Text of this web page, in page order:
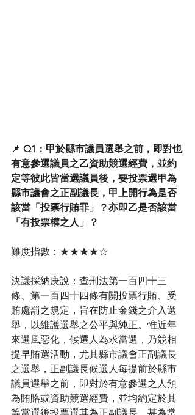
📌 Q1：甲於縣市議員選舉之前，即對也
有意參選議員之乙資助競選經費，並約
定等彼此皆當選議員後，要投票選甲為
縣市議會之正副議長，甲上開行為是否
該當「投票行賄罪」？亦即乙是否該當
「有投票權之人」？
難度指數：★★★★☆
決議採納庚說 ：查刑法第一百四十三
條、第一百四十四條有關投票行賄、受
賄處罰之規定，旨在防止金錢之介入選
舉，以維護選舉之公平與純正。惟近年
來選風惡化，候選人為求當選，乃競相
提早賄選活動，尤其縣市議會正副議長
之選舉，正副議長候選人每提前於縣市
議員選舉之前，即對於有意參選之人預
為賄賂或資助競選經費，並均約定於其
等當選後投票選其為正副議長，甚為常